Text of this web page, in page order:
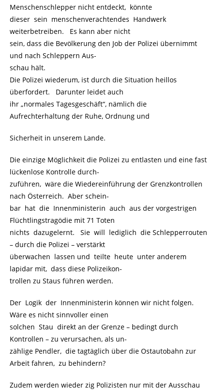
Menschenschlepper nicht entdeckt, könnte
dieser sein menschenverachtendes Handwerk
weiterbetreiben. Es kann aber nicht
sein, dass die Bevölkerung den Job der Polizei übernimmt
und nach Schleppern Aus-
schau hält.
Die Polizei wiederum, ist durch die Situation heillos
überfordert. Darunter leidet auch
ihr „normales Tagesgeschäft“, nämlich die
Aufrechterhaltung der Ruhe, Ordnung und
Sicherheit in unserem Lande.
Die einzige Möglichkeit die Polizei zu entlasten und eine fast
lückenlose Kontrolle durch-
zuführen, wäre die Wiedereinführung der Grenzkontrollen
nach Österreich. Aber schein-
bar hat die Innenministerin auch aus der vorgestrigen
Flüchtlingstragödie mit 71 Toten
nichts dazugelernt. Sie will lediglich die Schlepperrouten
– durch die Polizei – verstärkt
überwachen lassen und teilte heute unter anderem
lapidar mit, dass diese Polizeikon-
trollen zu Staus führen werden.
Der Logik der Innenministerin können wir nicht folgen.
Wäre es nicht sinnvoller einen
solchen Stau direkt an der Grenze – bedingt durch
Kontrollen – zu verursachen, als un-
zählige Pendler, die tagtäglich über die Ostautobahn zur
Arbeit fahren, zu behindern?
Zudem werden wieder zig Polizisten nur mit der Ausschau